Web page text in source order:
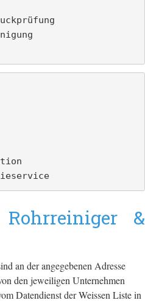
&
an der angegebenen Adresse
den jeweiligen Unternehmen
Datendienst der Weissen Liste in